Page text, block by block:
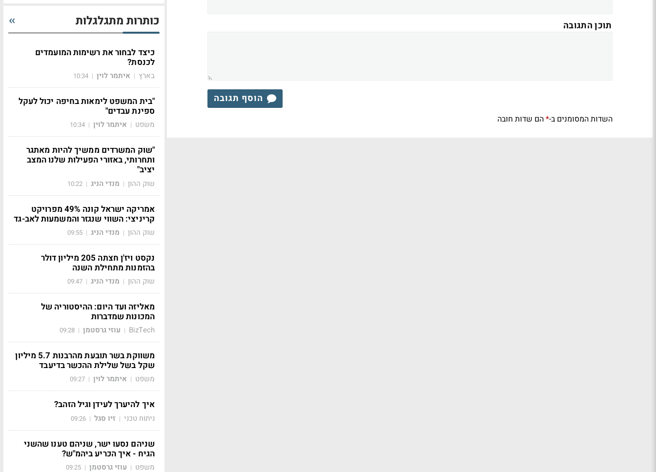
תוכן התגובה
הוסף תגובה
השדות המסומנים ב-*הם שדות חובה
כותרות מתגלגלות
כיצד לבחור את רשימות המועמדים
לכנסת?
בארץ | איתמר לוין |
10:34
"בית המשפט לימאות בחיפה יכול לעקל
ספינת עבדים"
משפט | איתמר לוין |
10:34
"שוק המשרדים ממשיך להיות מאתגר
ותחרותי, באזורי הפעילות שלנו המצב
יציב"
שוק ההון | מנדי הניג |
10:22
אמריקה ישראל קונה 49% מפרויקט
קריניצי: השווי שנגזר והמשמעות לאב-גד
שוק ההון | מנדי הניג |
09:55
נקסט ויז'ן חצתה 205 מיליון דולר
בהזמנות מתחילת השנה
שוק ההון | מנדי הניג |
09:47
מאליזה ועד היום: ההיסטוריה של
המכונות שמדברות
BizTech
| עוזי גרסטמן |
09:28
משווקת בשר תובעת מהרבנות 5.7 מיליון
שקל בשל שלילת ההכשר בדיעבד
משפט | איתמר לוין |
09:27
איך להיערך לעידן וגיל הזהב?
ניתוח טכני | זיו סגל |
09:26
שניהם נסעו ישר, שניהם טענו שהשני
הגיח - איך הכריע ביהמ"ש?
משפט | עוזי גרסטמן |
09:25